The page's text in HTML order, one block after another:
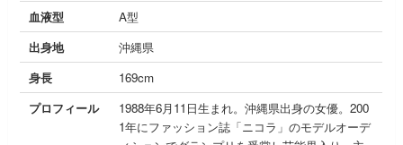
血液型
A型
出身地
沖縄県
身長
169cm
プロフィール
1988年6月11日生まれ。沖縄県出身の女優。200
1年にファッション誌「ニコラ」のモデルオーデ